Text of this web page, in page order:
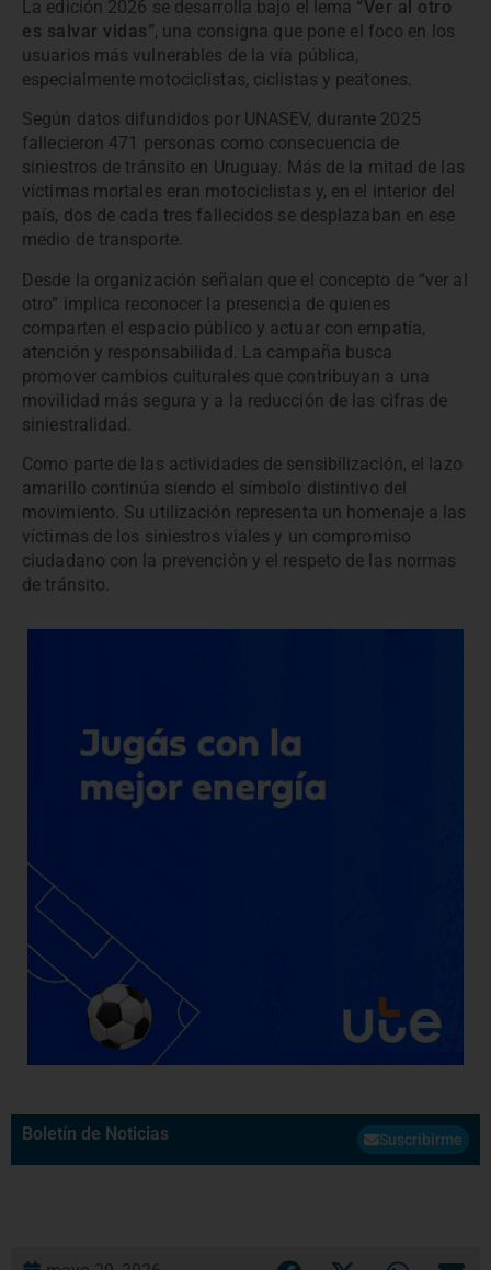
La edición 2026 se desarrolla bajo el lema “Ver al otro
es salvar vidas”, una consigna que pone el foco en los
usuarios más vulnerables de la vía pública,
especialmente motociclistas, ciclistas y peatones.
Según datos difundidos por UNASEV, durante 2025
fallecieron 471 personas como consecuencia de
siniestros de tránsito en Uruguay. Más de la mitad de las
víctimas mortales eran motociclistas y, en el interior del
país, dos de cada tres fallecidos se desplazaban en ese
medio de transporte.
Desde la organización señalan que el concepto de “ver al
otro” implica reconocer la presencia de quienes
comparten el espacio público y actuar con empatía,
atención y responsabilidad. La campaña busca
promover cambios culturales que contribuyan a una
movilidad más segura y a la reducción de las cifras de
siniestralidad.
Como parte de las actividades de sensibilización, el lazo
amarillo continúa siendo el símbolo distintivo del
movimiento. Su utilización representa un homenaje a las
víctimas de los siniestros viales y un compromiso
ciudadano con la prevención y el respeto de las normas
de tránsito.
Boletín de Noticias Suscribirme